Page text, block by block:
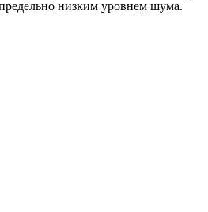
низким уровнем шума.